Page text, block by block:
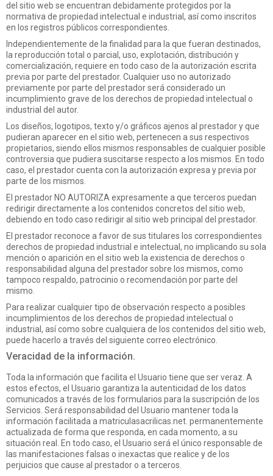
del sitio web se encuentran debidamente protegidos por la
normativa de propiedad intelectual e industrial, así como inscritos
en los registros públicos correspondientes.
Independientemente de la finalidad para la que fueran destinados,
la reproducción total o parcial, uso, explotación, distribución y
comercialización, requiere en todo caso de la autorización escrita
previa por parte del prestador. Cualquier uso no autorizado
previamente por parte del prestador será considerado un
incumplimiento grave de los derechos de propiedad intelectual o
industrial del autor.
Los diseños, logotipos, texto y/o gráficos ajenos al prestador y que
pudieran aparecer en el sitio web, pertenecen a sus respectivos
propietarios, siendo ellos mismos responsables de cualquier posible
controversia que pudiera suscitarse respecto a los mismos. En todo
caso, el prestador cuenta con la autorización expresa y previa por
parte de los mismos.
El prestador NO AUTORIZA expresamente a que terceros puedan
redirigir directamente a los contenidos concretos del sitio web,
debiendo en todo caso redirigir al sitio web principal del prestador.
El prestador reconoce a favor de sus titulares los correspondientes
derechos de propiedad industrial e intelectual, no implicando su sola
mención o aparición en el sitio web la existencia de derechos o
responsabilidad alguna del prestador sobre los mismos, como
tampoco respaldo, patrocinio o recomendación por parte del
mismo.
Para realizar cualquier tipo de observación respecto a posibles
incumplimientos de los derechos de propiedad intelectual o
industrial, así como sobre cualquiera de los contenidos del sitio web,
puede hacerlo a través del siguiente correo electrónico.
Veracidad de la información.
Toda la información que facilita el Usuario tiene que ser veraz. A
estos efectos, el Usuario garantiza la autenticidad de los datos
comunicados a través de los formularios para la suscripción de los
Servicios. Será responsabilidad del Usuario mantener toda la
información facilitada a matriculasacrilicas.net. permanentemente
actualizada de forma que responda, en cada momento, a su
situación real. En todo caso, el Usuario será el único responsable de
las manifestaciones falsas o inexactas que realice y de los
perjuicios que cause al prestador o a terceros.